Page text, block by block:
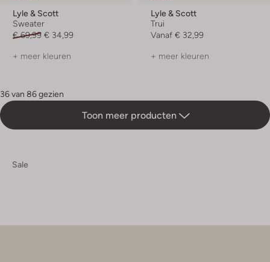
Lyle & Scott
Sweater
€ 69,99 € 34,99
+ meer kleuren
Lyle & Scott
Trui
Vanaf € 32,99
+ meer kleuren
36 van 86 gezien
Toon meer producten
Sale